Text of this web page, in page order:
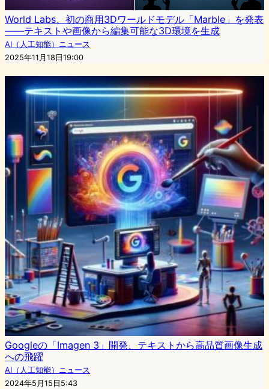
World Labs、初の商用3Dワールドモデル「Marble」を発表
——テキストや画像から編集可能な3D環境を生成
AI（人工知能）ニュース
2025年11月18日19:00
Googleの「Imagen 3」開発、テキストから高品質画像生成
への飛躍
AI（人工知能）ニュース
2024年5月15日5:43